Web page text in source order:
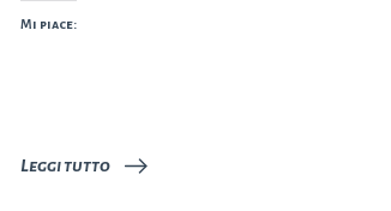
Mi piace:
Leggi tutto